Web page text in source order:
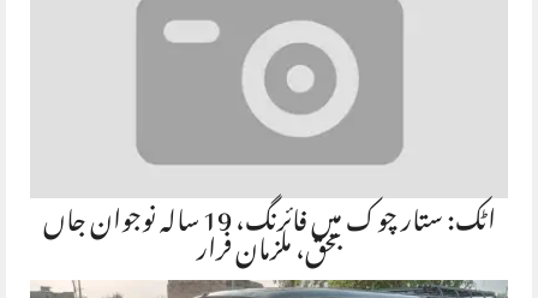
اٹک: ستار چوک میں فائرنگ، 19 سالہ نوجوان جاںبحق، ملزمان فرار